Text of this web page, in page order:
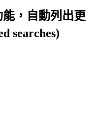
能，自動列出更
searches)